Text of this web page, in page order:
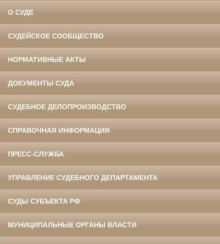
О СУДЕ
СУДЕЙСКОЕ СООБЩЕСТВО
НОРМАТИВНЫЕ АКТЫ
ДОКУМЕНТЫ СУДА
СУДЕБНОЕ ДЕЛОПРОИЗВОДСТВО
СПРАВОЧНАЯ ИНФОРМАЦИЯ
ПРЕСС-СЛУЖБА
УПРАВЛЕНИЕ СУДЕБНОГО ДЕПАРТАМЕНТА
СУДЫ СУБЪЕКТА РФ
МУНИЦИПАЛЬНЫЕ ОРГАНЫ ВЛАСТИ